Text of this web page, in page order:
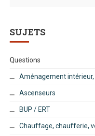
SUJETS
Questions
Aménagement
Ascenseurs
BUP / ERT
Chauffage, chaufferie,